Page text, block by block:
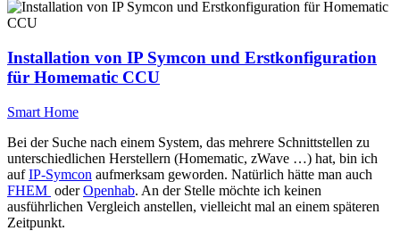
Installation von IP Symcon und Erstkonfiguration
für Homematic CCU
Smart Home
Bei der Suche nach einem System, das mehrere Schnittstellen zu
unterschiedlichen Herstellern (Homematic, zWave …) hat, bin ich
aufIP-Symcon aufmerksam geworden. Natürlich hätte man auch
FHEM oderOpenhab. An der Stelle möchte ich keinen
ausführlichen Vergleich anstellen, vielleicht mal an einem späteren
Zeitpunkt.